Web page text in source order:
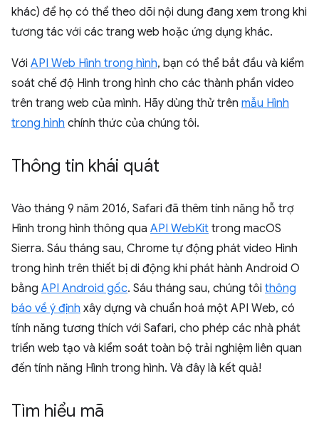
khác) để họ có thể theo dõi nội dung đang xem trong khi
tương tác với các trang web hoặc ứng dụng khác.
Với API Web Hình trong hình, bạn có thể bắt đầu và kiểm
soát chế độ Hình trong hình cho các thành phần video
trên trang web của mình. Hãy dùng thử trên mẫu Hình
trong hình chính thức của chúng tôi.
Thông tin khái quát
Vào tháng 9 năm 2016, Safari đã thêm tính năng hỗ trợ
Hình trong hình thông qua API WebKit trong macOS
Sierra. Sáu tháng sau, Chrome tự động phát video Hình
trong hình trên thiết bị di động khi phát hành Android O
bằng API Android gốc. Sáu tháng sau, chúng tôi thông
báo về ý định xây dựng và chuẩn hoá một API Web, có
tính năng tương thích với Safari, cho phép các nhà phát
triển web tạo và kiểm soát toàn bộ trải nghiệm liên quan
đến tính năng Hình trong hình. Và đây là kết quả!
Tìm hiểu mã